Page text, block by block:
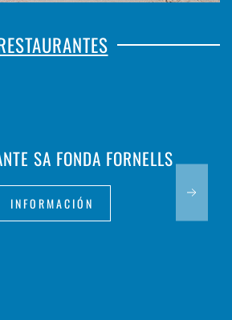
SA FONDA FORNELLS
INFORMACIÓN